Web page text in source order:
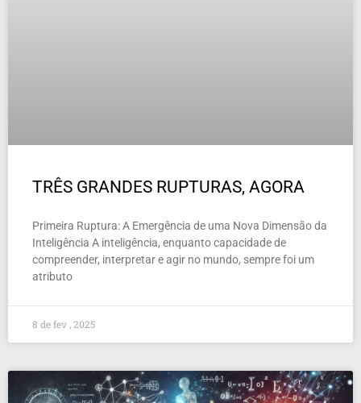
TRÊS GRANDES RUPTURAS, AGORA
Primeira Ruptura: A Emergência de uma Nova Dimensão da
Inteligência A inteligência, enquanto capacidade de
compreender, interpretar e agir no mundo, sempre foi um
atributo
8 de fev , 2025